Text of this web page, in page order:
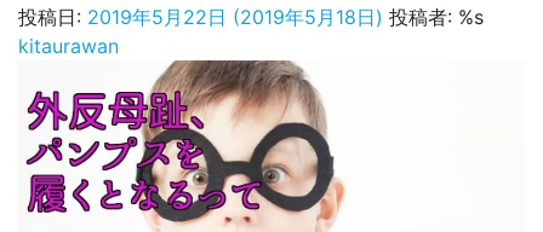
投稿日: 2019年5月22日 (2019年5月18日) 投稿者: %s
kitaurawan